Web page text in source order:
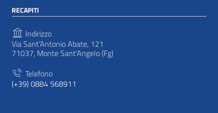
RECAPITI
Indirizzo
Via Sant’Antonio Abate, 121
71037, Monte Sant'Angelo (Fg)
Telefono
(+39) 0884 568911